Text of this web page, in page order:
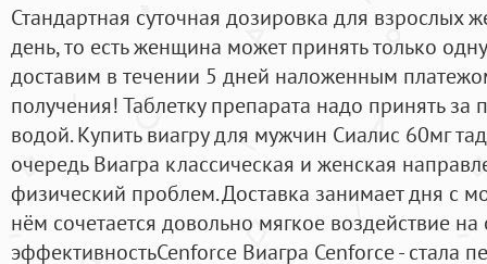
Стандартная суточная дозировка для взрослых
день, то есть женщина может принять только
доставим в течении 5 дней наложенным
получения! Таблетку препарата надо принять за
водой. Купить виагру для мужчин Сиалис 60мг
очередь Виагра классическая и женская
физический проблем. Доставка занимает дня с
нём сочетается довольно мягкое воздействие
эффективностьCenforce Виагра Cenforce - стала